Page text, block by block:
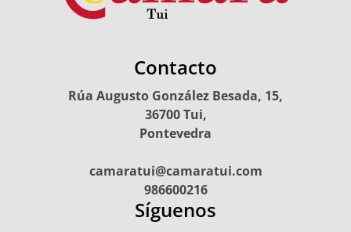
Contacto
Rúa Augusto González Besada, 15,
36700 Tui,
Pontevedra
camaratui@camaratui.com
986600216
Síguenos